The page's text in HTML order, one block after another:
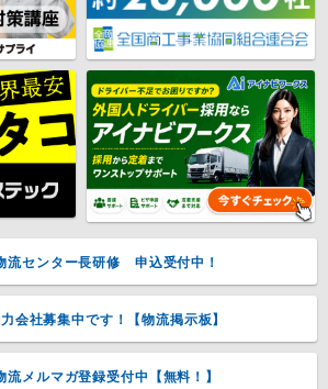
流センター長研修 申込受付中！
会社募集中です！【物流掲示板】
流メルマガ登録受付中【無料！】